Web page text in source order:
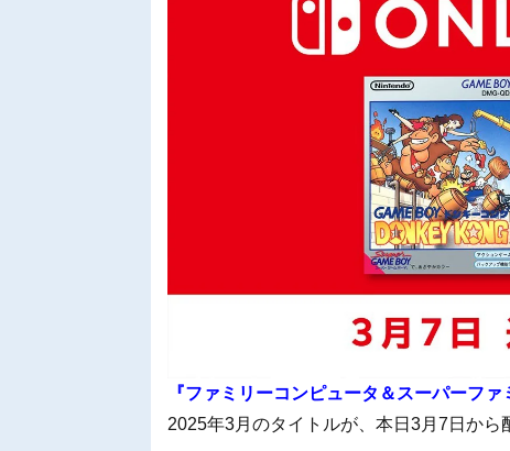
『ファミリーコンピュータ＆スーパーフ
2025年3月のタイトルが、本日3月7日から